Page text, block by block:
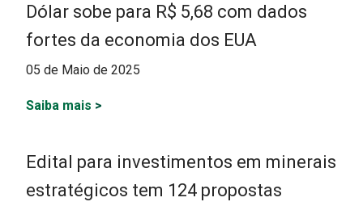
Dólar sobe para R$ 5,68 com dados
fortes da economia dos EUA
05 de Maio de 2025
Saiba mais >
Edital para investimentos em minerais
estratégicos tem 124 propostas